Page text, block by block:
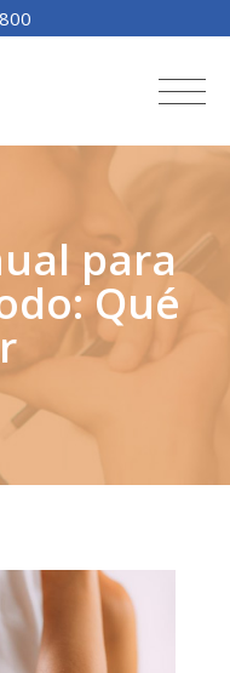
para
Qué